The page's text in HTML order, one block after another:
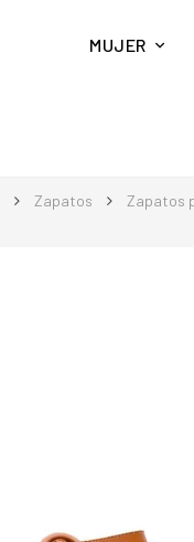
MUJER
Zapatos Zapatos